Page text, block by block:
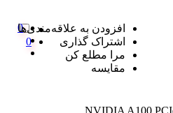
0
0
افزودن به علاقه‌مندی‌ها
اشتراک گذاری
مرا مطلع کن
مقایسه